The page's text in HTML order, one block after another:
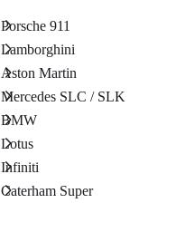
Porsche 911
Lamborghini
Aston Martin
Mercedes SLC / SLK
BMW
Lotus
Infiniti
Caterham Super